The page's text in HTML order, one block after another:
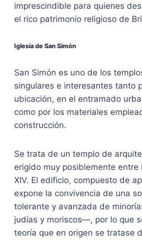
imprescindible para quienes
el rico patrimonio religioso de
Iglesia de San Simón
San Simón es uno de los
singulares e interesantes tanto
ubicación, en el entramado
como por los materiales
construcción.
Se trata de un templo de
erigido muy posiblemente entre
XIV. El edificio, compuesto de
expone la convivencia de una
tolerante y avanzada de
judías y moriscos—, por lo que
teoría que en origen se tratase